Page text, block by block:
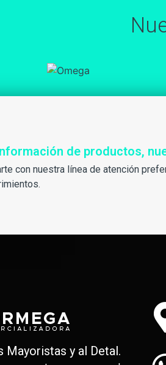
de productos,
con nuestra línea de atención
Mayoristas y al Detal.